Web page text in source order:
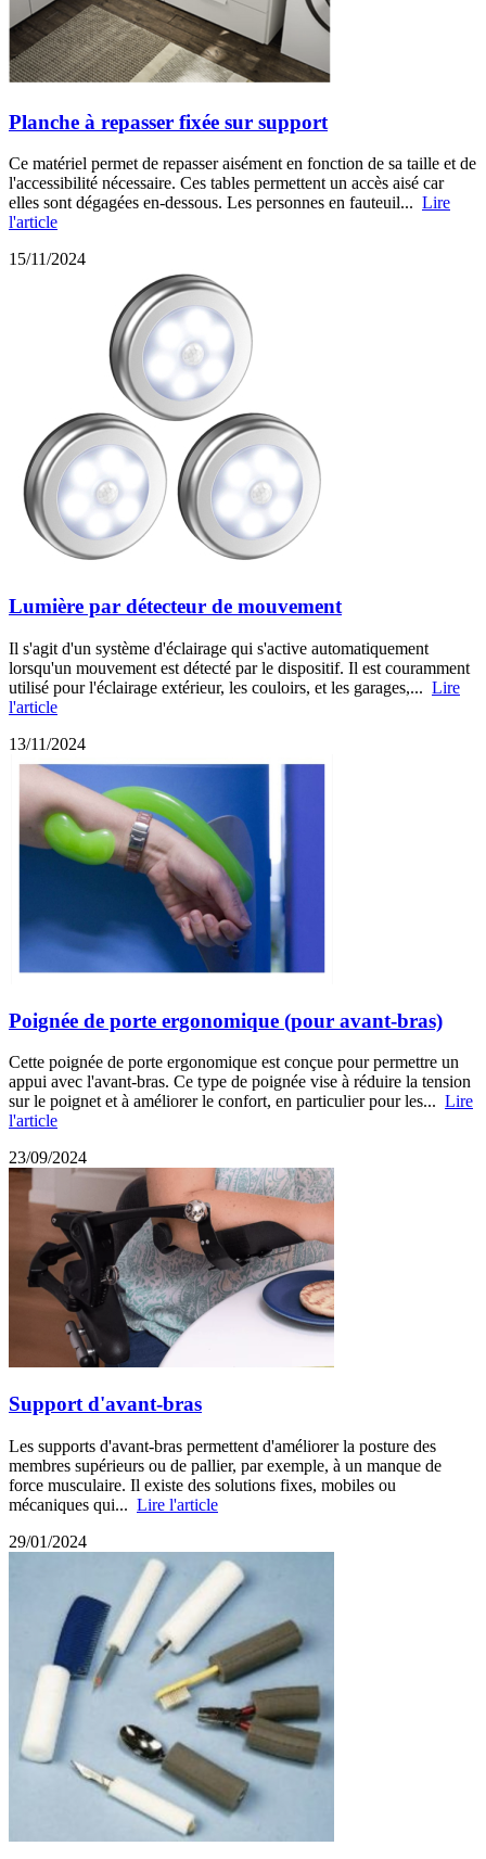
Planche à repasser fixée sur support
Ce matériel permet de repasser aisément en fonction de sa taille et de
l'accessibilité nécessaire. Ces tables permettent un accès aisé car
elles sont dégagées en-dessous. Les personnes en fauteuil... Lire
l'article
15/11/2024
Lumière par détecteur de mouvement
Il s'agit d'un système d'éclairage qui s'active automatiquement
lorsqu'un mouvement est détecté par le dispositif. Il est couramment
utilisé pour l'éclairage extérieur, les couloirs, et les garages,... Lire
l'article
13/11/2024
Poignée de porte ergonomique (pour avant-bras)
Cette poignée de porte ergonomique est conçue pour permettre un
appui avec l'avant-bras. Ce type de poignée vise à réduire la tension
sur le poignet et à améliorer le confort, en particulier pour les... Lire
l'article
23/09/2024
Support d'avant-bras
Les supports d'avant-bras permettent d'améliorer la posture des
membres supérieurs ou de pallier, par exemple, à un manque de
force musculaire. Il existe des solutions fixes, mobiles ou
mécaniques qui... Lire l'article
29/01/2024